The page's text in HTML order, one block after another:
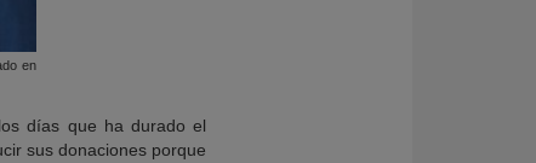
en
días que ha durado el
sus donaciones porque